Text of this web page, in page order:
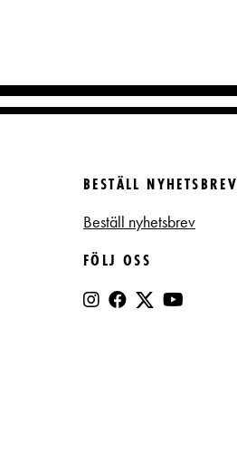
BESTÄLL NYHETSBREV
Beställ nyhetsbrev
FÖLJ OSS